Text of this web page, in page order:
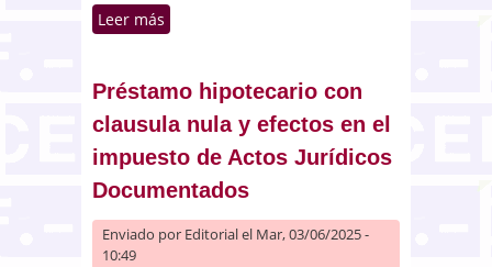
Leer más
Préstamo hipotecario con
clausula nula y efectos en el
impuesto de Actos Jurídicos
Documentados
Enviado por Editorialel Mar, 03/06/2025 -
10:49